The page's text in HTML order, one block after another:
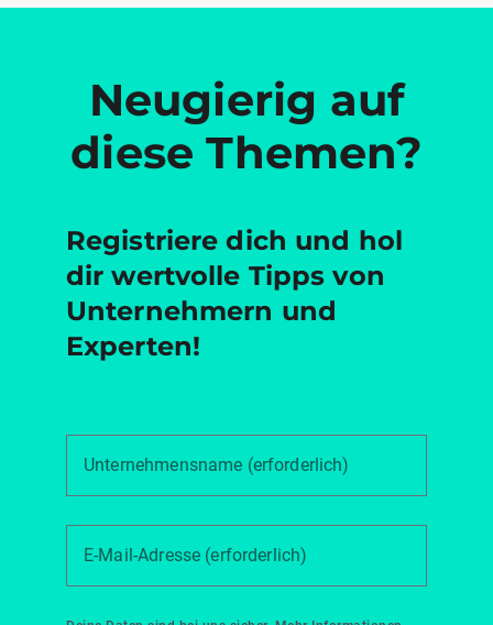
Neugierig auf
diese Themen?
Registriere dich und hol
dir wertvolle Tipps von
Unternehmern und
Experten!
Unternehmensname (erforderlich)
E-Mail-Adresse (erforderlich)